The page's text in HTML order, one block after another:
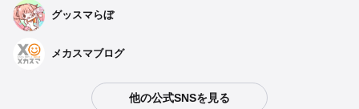
グッスマらぼ
メカスマブログ
他の公式SNSを見る